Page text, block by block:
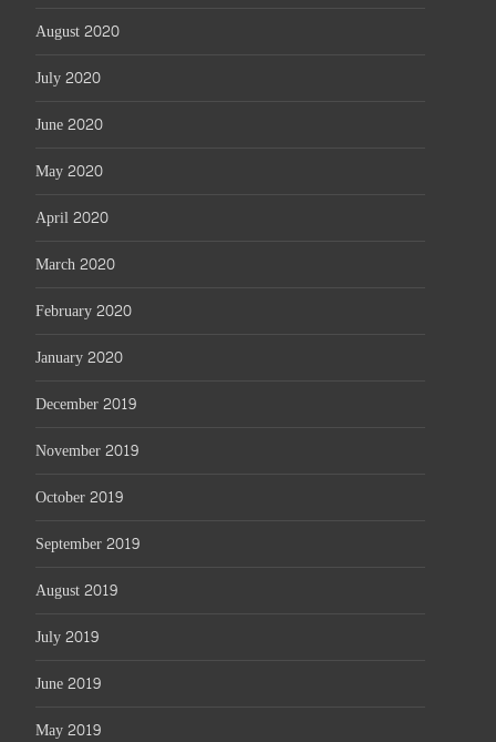
August 2020
July 2020
June 2020
May 2020
April 2020
March 2020
February 2020
January 2020
December 2019
November 2019
October 2019
September 2019
August 2019
July 2019
June 2019
May 2019